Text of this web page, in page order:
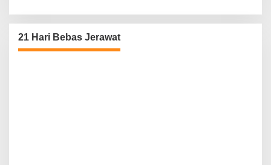
21 Hari Bebas Jerawat